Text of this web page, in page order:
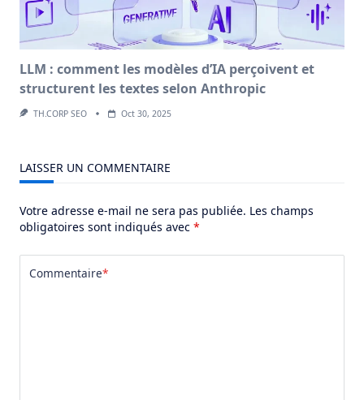
LLM : comment les modèles d’IA perçoivent et
structurent les textes selon Anthropic
TH.CORP SEO Oct 30, 2025
LAISSER UN COMMENTAIRE
Votre adresse e-mail ne sera pas publiée. Les champs
obligatoires sont indiqués avec *
Commentaire*